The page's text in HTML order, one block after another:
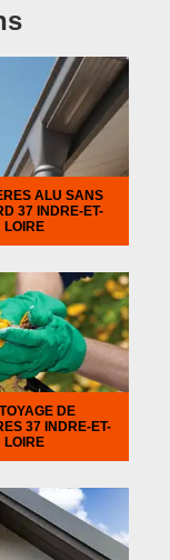
ALU SANS
37 INDRE-ET-
LOIRE
DE
37 INDRE-ET-
LOIRE